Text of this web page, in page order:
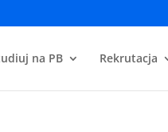
na PB Rekrutacja